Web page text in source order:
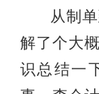
从制
解了个大
识总结一